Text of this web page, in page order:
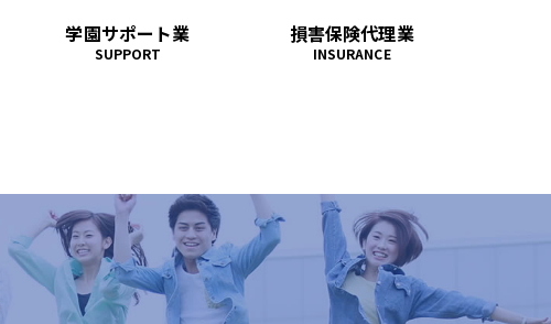
学園サポート業
SUPPORT
損害保険代理業
INSURANCE